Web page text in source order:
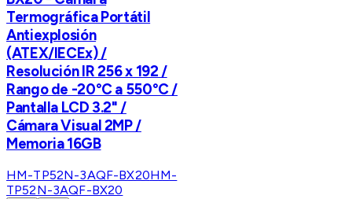
Termográfica Portátil
Antiexplosión
(ATEX/IECEx) /
Resolución IR 256 x 192 /
Rango de -20°C a 550°C /
Pantalla LCD 3.2" /
Cámara Visual 2MP /
Memoria 16GB
HM-TP52N-3AQF-BX20HM-
TP52N-3AQF-BX20